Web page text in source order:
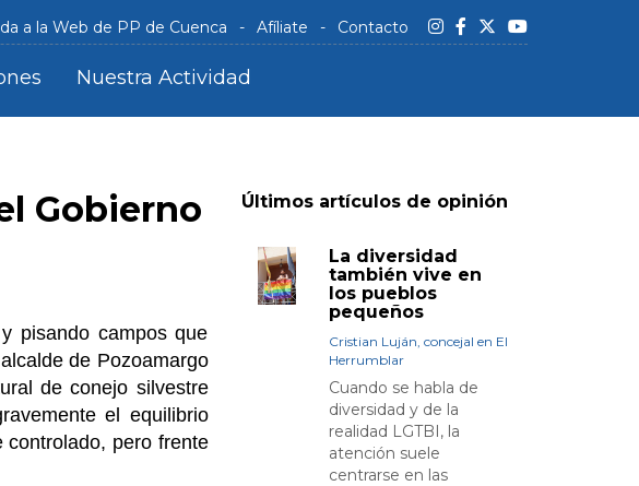
a la Web de PP de Cuenca Afíliate Contacto
Nuestra Actividad
Gobierno
pisando campos que
de Pozoamargo
de conejo silvestre
el equilibrio
pero frente
Últimos artículos de opinión
La diversidad
también vive en
los pueblos
pequeños
Cristian Luján, concejal en El
Herrumblar
Cuando se habla de
diversidad y de la
realidad LGTBI, la
atención suele
centrarse en las